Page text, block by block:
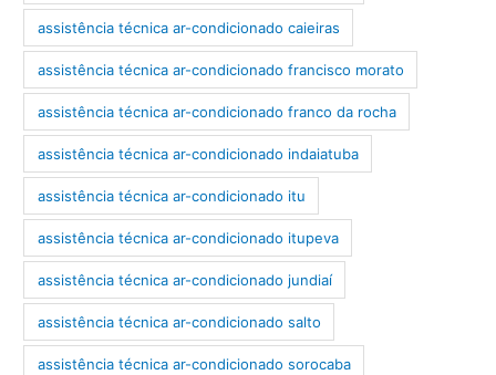
assistência técnica ar-condicionado caieiras
assistência técnica ar-condicionado francisco morato
assistência técnica ar-condicionado franco da rocha
assistência técnica ar-condicionado indaiatuba
assistência técnica ar-condicionado itu
assistência técnica ar-condicionado itupeva
assistência técnica ar-condicionado jundiaí
assistência técnica ar-condicionado salto
assistência técnica ar-condicionado sorocaba